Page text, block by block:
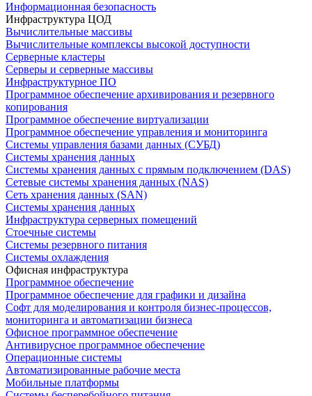
Информационная безопасность
Инфраструктура ЦОД
Вычислительные массивы
Вычислительные комплексы высокой доступности
Серверные кластеры
Серверы и серверные массивы
Инфраструктурное ПО
Программное обеспечение архивирования и резервного
копирования
Программное обеспечение виртуализации
Программное обеспечение управления и мониторинга
Системы управления базами данных (СУБД)
Системы хранения данных
Системы хранения данных с прямым подключением (DAS)
Сетевые системы хранения данных (NAS)
Сеть хранения данных (SAN)
Системы хранения данных
Инфраструктура серверных помещений
Стоечные системы
Системы резервного питания
Системы охлаждения
Офисная инфраструктура
Программное обеспечение
Программное обеспечение для графики и дизайна
Софт для моделирования и контроля бизнес-процессов,
мониторинга и автоматизации бизнеса
Офисное программное обеспечение
Антивирусное программное обеспечение
Операционные системы
Автоматизированные рабочие места
Мобильные платформы